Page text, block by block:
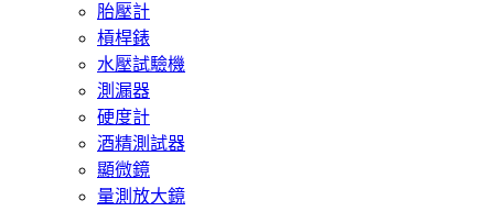
胎壓計
槓桿錶
水壓試驗機
測漏器
硬度計
酒精測試器
顯微鏡
量測放大鏡